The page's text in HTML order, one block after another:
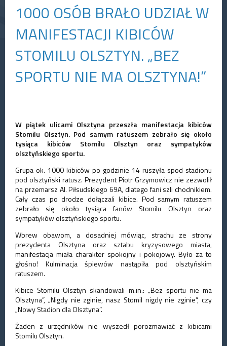
1000 OSÓB BRAŁO UDZIAŁ W
MANIFESTACJI KIBICÓW
STOMILU OLSZTYN. „BEZ
SPORTU NIE MA OLSZTYNA!”
W piątek ulicami Olsztyna przeszła manifestacja kibiców
Stomilu Olsztyn. Pod samym ratuszem zebrało się około
tysiąca kibiców Stomilu Olsztyn oraz sympatyków
olsztyńskiego sportu.
Grupa ok. 1000 kibiców po godzinie 14 ruszyła spod stadionu
pod olsztyński ratusz. Prezydent Piotr Grzymowicz nie zezwolił
na przemarsz Al. Piłsudskiego 69A, dlatego fani szli chodnikiem.
Cały czas po drodze dołączali kibice. Pod samym ratuszem
zebrało się około tysiąca fanów Stomilu Olsztyn oraz
sympatyków olsztyńskiego sportu.
Wbrew obawom, a dosadniej mówiąc, strachu ze strony
prezydenta Olsztyna oraz sztabu kryzysowego miasta,
manifestacja miała charakter spokojny i pokojowy. Było za to
głośno! Kulminacja śpiewów nastąpiła pod olsztyńskim
ratuszem.
Kibice Stomilu Olsztyn skandowali m.in.: „Bez sportu nie ma
Olsztyna”, „Nigdy nie zginie, nasz Stomil nigdy nie zginie”, czy
„Nowy Stadion dla Olsztyna”.
Żaden z urzędników nie wyszedł porozmawiać z kibicami
Stomilu Olsztyn.